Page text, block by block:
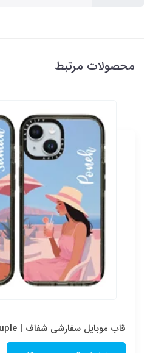
محصولات مرتبط
قاب موبایل سفارشی شفاف | Pink couple (کد 0601)